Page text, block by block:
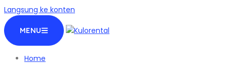
Langsung ke konten
MENU
Home